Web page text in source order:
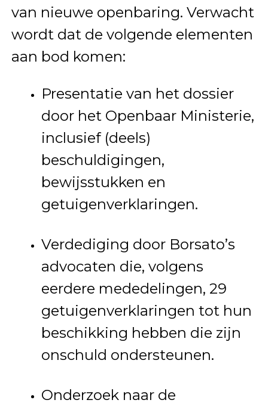
van nieuwe openbaring. Verwacht
wordt dat de volgende elementen
aan bod komen:
Presentatie van het dossier
door het Openbaar Ministerie,
inclusief (deels)
beschuldigingen,
bewijsstukken en
getuigenverklaringen.
Verdediging door Borsato’s
advocaten die, volgens
eerdere mededelingen, 29
getuigenverklaringen tot hun
beschikking hebben die zijn
onschuld ondersteunen.
Onderzoek naar de